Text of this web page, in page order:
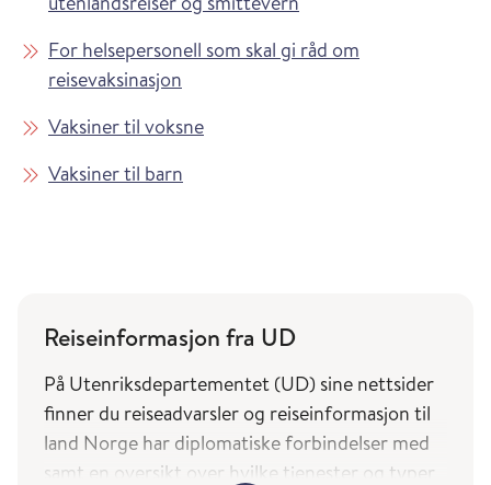
For helsepersonell som skal gi råd om
reisevaksinasjon
Vaksiner til voksne
Vaksiner til barn
Reiseinformasjon fra UD
På Utenriksdepartementet (UD) sine nettsider
finner du reiseadvarsler og reiseinformasjon til
land Norge har diplomatiske forbindelser med
samt en oversikt over hvilke tjenester og typer